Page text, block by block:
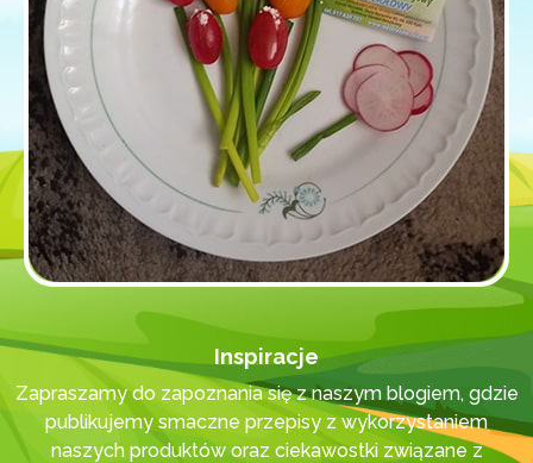
Inspiracje
Zapraszamy do zapoznania się z naszym blogiem, gdzie
publikujemy smaczne przepisy z wykorzystaniem
naszych produktów oraz ciekawostki związane z